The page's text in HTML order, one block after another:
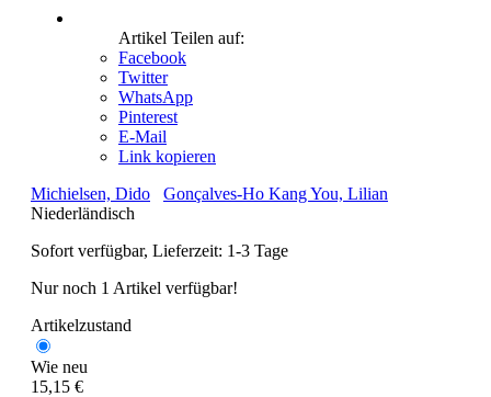
Artikel Teilen auf:
Facebook
Twitter
WhatsApp
Pinterest
E-Mail
Link kopieren
Michielsen, Dido
Gonçalves-Ho Kang You, Lilian
Niederländisch
Sofort verfügbar, Lieferzeit: 1-3 Tage
Nur noch 1 Artikel verfügbar!
Artikelzustand
Wie neu
15,15 €